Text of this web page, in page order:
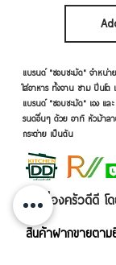
แบรนด์ "ชอบชะมัด" จำหน่า
ใส่อาหาร ทั้งจาน ชาม ปิ่นโต
แบรนด์ "ชอบชะมัด" เอง แล
รนด์อื่นๆ ด้วย อาทิ หัวม้าลา
กระต่าย เป็นต้น
เครื่องครัวดีดี โด
สินค้าฝากขายตาม